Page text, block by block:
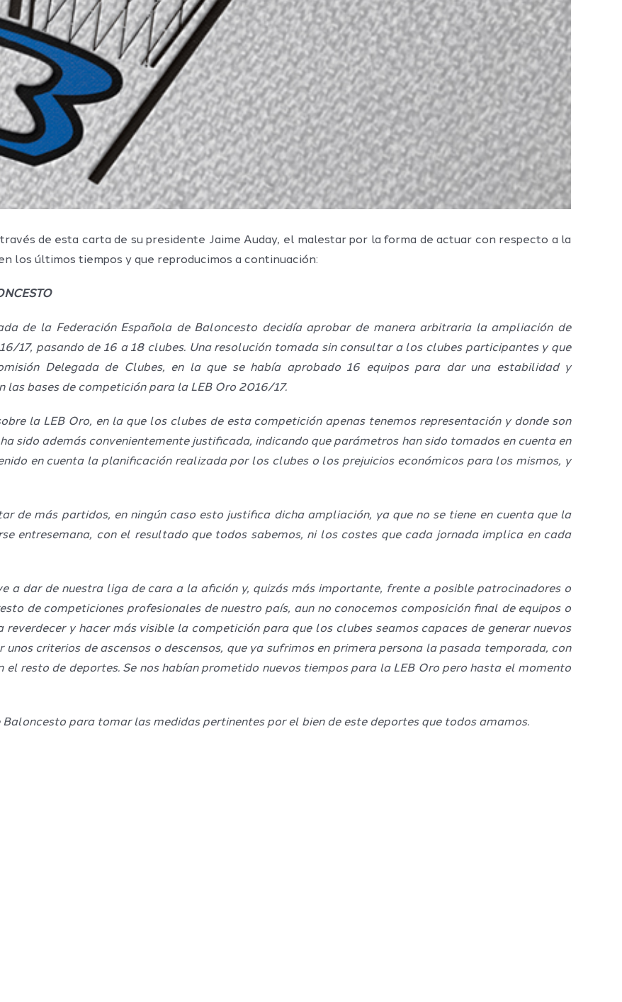
de esta carta de su presidente Jaime Auday, el malestar por la forma de actuar con respecto a la
los últimos tiempos y que reproducimos a continuación:
de la Federación Española de Baloncesto decidía aprobar de manera arbitraria la ampliación de
17, pasando de 16 a 18 clubes. Una resolución tomada sin consultar a los clubes participantes y que
Delegada de Clubes, en la que se había aprobado 16 equipos para dar una estabilidad y
bases de competición para la LEB Oro 2016/17.
la LEB Oro, en la que los clubes de esta competición apenas tenemos representación y donde son
sido además convenientemente justificada, indicando que parámetros han sido tomados en cuenta en
en cuenta la planificación realizada por los clubes o los prejuicios económicos para los mismos, y
de más partidos, en ningún caso esto justifica dicha ampliación, ya que no se tiene en cuenta que la
entresemana, con el resultado que todos sabemos, ni los costes que cada jornada implica en cada
a dar de nuestra liga de cara a la afición y, quizás más importante, frente a posible patrocinadores o
de competiciones profesionales de nuestro país, aun no conocemos composición final de equipos o
y hacer más visible la competición para que los clubes seamos capaces de generar nuevos
criterios de ascensos o descensos, que ya sufrimos en primera persona la pasada temporada, con
resto de deportes. Se nos habían prometido nuevos tiempos para la LEB Oro pero hasta el momento
para tomar las medidas pertinentes por el bien de este deportes que todos amamos.